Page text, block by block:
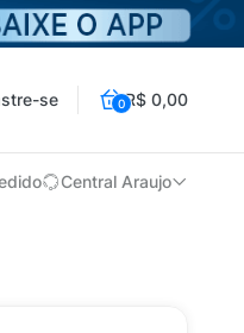
se 0R$ 0,00
Central Araujo